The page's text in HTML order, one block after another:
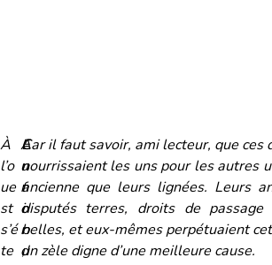
À
l’o
ue
st
s’é
te
A
u
n
o
r
d
E
n
f
i
n
,
Car il faut savoir, ami lecteur, que ces
nourrissaient les uns pour les autres
ancienne que leurs lignées. Leurs
disputés terres, droits de
belles, et eux-mêmes perpétuaient
un zèle digne d’une meilleure cause.